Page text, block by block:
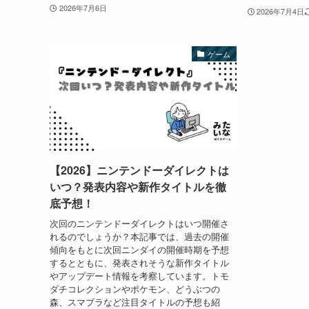
2026年7月6日 2026年7月4日
ゲーム
【2026】ニンテンドーダイレクトは
いつ？発表内容や新作タイトルを徹
底予想！
次回のニンテンドーダイレクトはいつ開催さ
れるのでしょうか？本記事では、過去の開催
傾向をもとに次回ニンダイの開催時期を予想
するとともに、発表されそうな新作タイトル
やアップデート情報を考察しています。トモ
ダチコレクションやポケモン、どうぶつの
森、スマブラなど注目タイトルの予想も紹